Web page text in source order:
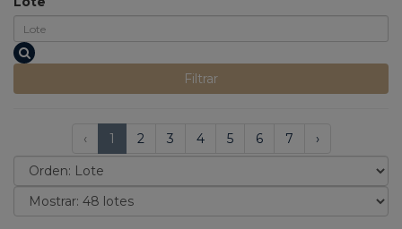
Filtrar
‹ 1 2 3 4 5 6 7 ›